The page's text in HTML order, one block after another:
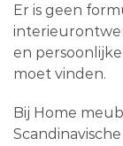
Er is geen
en persoonlijke
moet vinden.
Bij Home